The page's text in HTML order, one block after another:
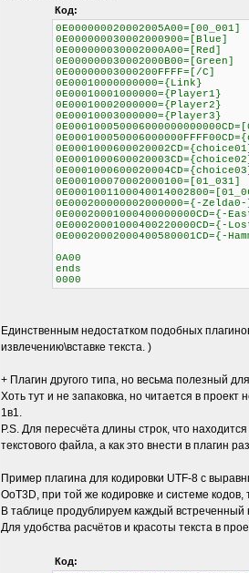
Код:
0E000000020002005A00=[00_001]
0E000000030002000900=[Blue]
0E000000030002000A00=[Red]
0E000000030002000B00=[Green]
0E00000003000200FFFF=[/C]
0E00010000000000={Link}
0E00010001000000={Player1}
0E00010002000000={Player2}
0E00010003000000={Player3}
0E000100070002000100=[01_031]
0E000200000002000000={-
0E00020001000400000000CD={-
0E00020001000400220000CD={-
0E00020002000400580001CD={-
0A00
ends
0000
Единственным недостатком подобных
извлечению\вставке текста. )
+ Плагин другого типа, но весьма полезный
Хоть тут и не запаковка, но читается в проект
1в1.
P.S. Для пересчёта длины строк, что
текстового файла, а как это внести в плагин
Пример плагина для кодировки UTF-8 с
OoT3D, при той же кодировке и системе
В таблице продублируем каждый
Для удобства расчётов и красоты текста в
Код: